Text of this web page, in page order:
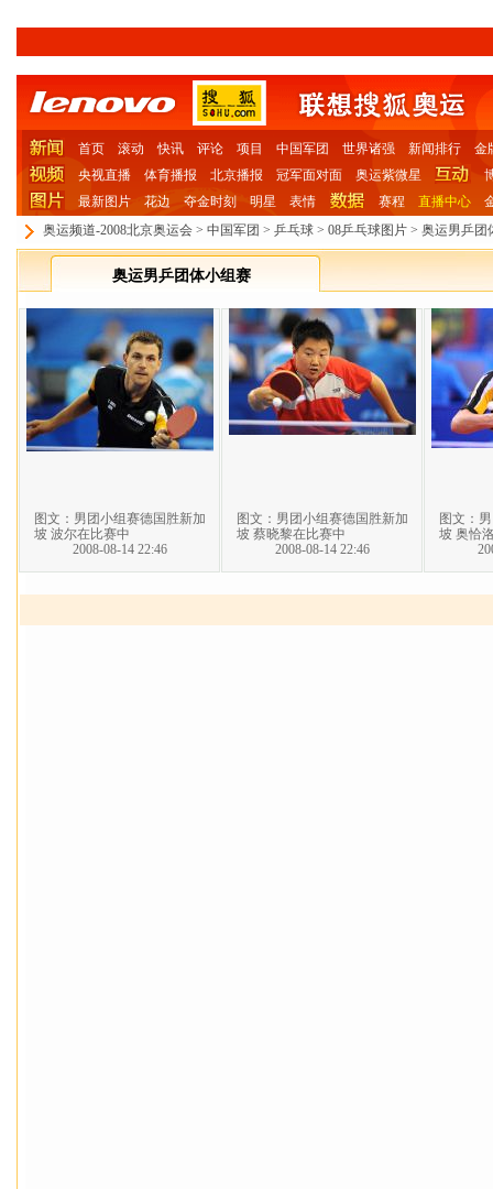
首页 滚动 快讯 评论 项目 中国军团 世界诸强 新闻排行
金
央视直播
体育播报 北京播报 冠军面对面 奥运紫微星
最新图片
花边 夺金时刻 明星 表情 赛程 直播中心
奥运频道-2008北京奥运会 > 中国军团 > 乒乓球 > 08乒乓球图片 > 奥运男乒团
奥运男乒团体小组赛
图文：男团小组赛德国胜新加
坡 波尔在比赛中
2008-08-14 22:46
图文：男团小组赛德国胜新加
坡 蔡晓黎在比赛中
2008-08-14 22:46
图文：
坡 奥恰